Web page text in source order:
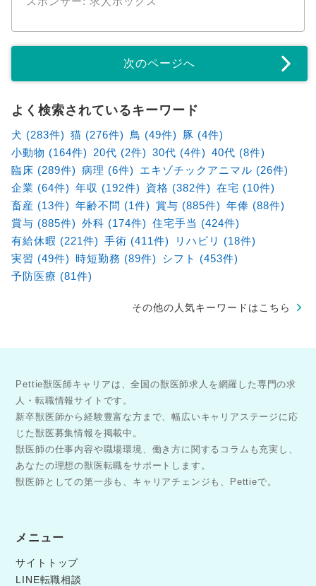
次のページへ
よく検索されているキーワード
犬 (283件) 猫 (276件) 鳥 (49件)
豚 (4件)
小動物 (164件)
20代 (2件) 30代 (4件) 40代 (8件)
臨床 (289件) 病理 (6件)
エキゾチックアニマル (26件)
企業 (64件) 年収 (192件) 資格 (382件) 在宅 (10件)
畜産 (13件) 年齢不問 (1件) 賞与 (885件) 年俸 (88件)
賞与 (885件) 外科 (174件) 住宅手当 (424件)
有給休暇 (221件) 手術 (411件)
リハビリ (18件)
実習 (49件) 時短勤務 (89件)
シフト (453件)
予防医療 (81件)
その他の人気キーワードはこちら
Pettie獣医師キャリアは、全国の獣医師求人を網羅した専門の求
人・転職情報サイトです。
新卒獣医師から経験豊富な方まで、幅広いキャリアステージに応
じた獣医募集情報を掲載中。
獣医師の仕事内容や職場環境、働き方に関するコラムも充実し、
あなたの理想の獣医転職をサポートします。
獣医師としての第一歩も、キャリアチェンジも、Pettieで。
メニュー
サイトトップ
LINE転職相談